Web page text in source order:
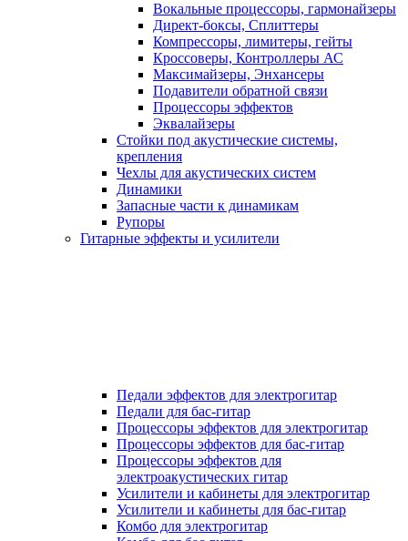
Вокальные процессоры, гармонайзеры
Директ-боксы, Сплиттеры
Компрессоры, лимитеры, гейты
Кроссоверы, Контроллеры АС
Максимайзеры, Энхансеры
Подавители обратной связи
Процессоры эффектов
Эквалайзеры
Стойки под акустические системы,
крепления
Чехлы для акустических систем
Динамики
Запасные части к динамикам
Рупоры
Гитарные эффекты и усилители
Педали эффектов для электрогитар
Педали для бас-гитар
Процессоры эффектов для электрогитар
Процессоры эффектов для бас-гитар
Процессоры эффектов для
электроакустических гитар
Усилители и кабинеты для электрогитар
Усилители и кабинеты для бас-гитар
Комбо для электрогитар